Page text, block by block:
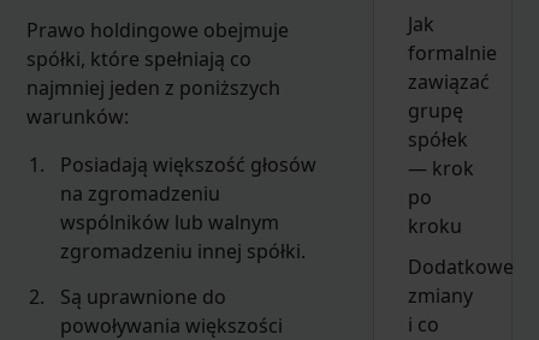
Prawo holdingowe obejmuje
spółki, które spełniają co
najmniej jeden z poniższych
warunków:
Posiadają większość głosów
na zgromadzeniu
wspólników lub walnym
zgromadzeniu innej spółki.
Są uprawnione do
powoływania większości
Jak
formalnie
zawiązać
grupę
spółek
— krok
po
kroku
Dodatkowe
zmiany
i co